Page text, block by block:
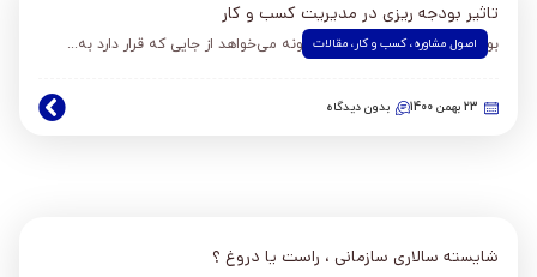
اصول مشاوره،کسب و کار ، مقالات
تاثیر بودجه ریزی در مدیریت کسب و کار
بودجه بندی : هر کسب و کار چگونه می‌خواهد از جایی که قرار دارد به...
23 بهمن 1400 بدون دیدگاه
شایسته سالاری سازمانی ، راست یا دروغ ؟